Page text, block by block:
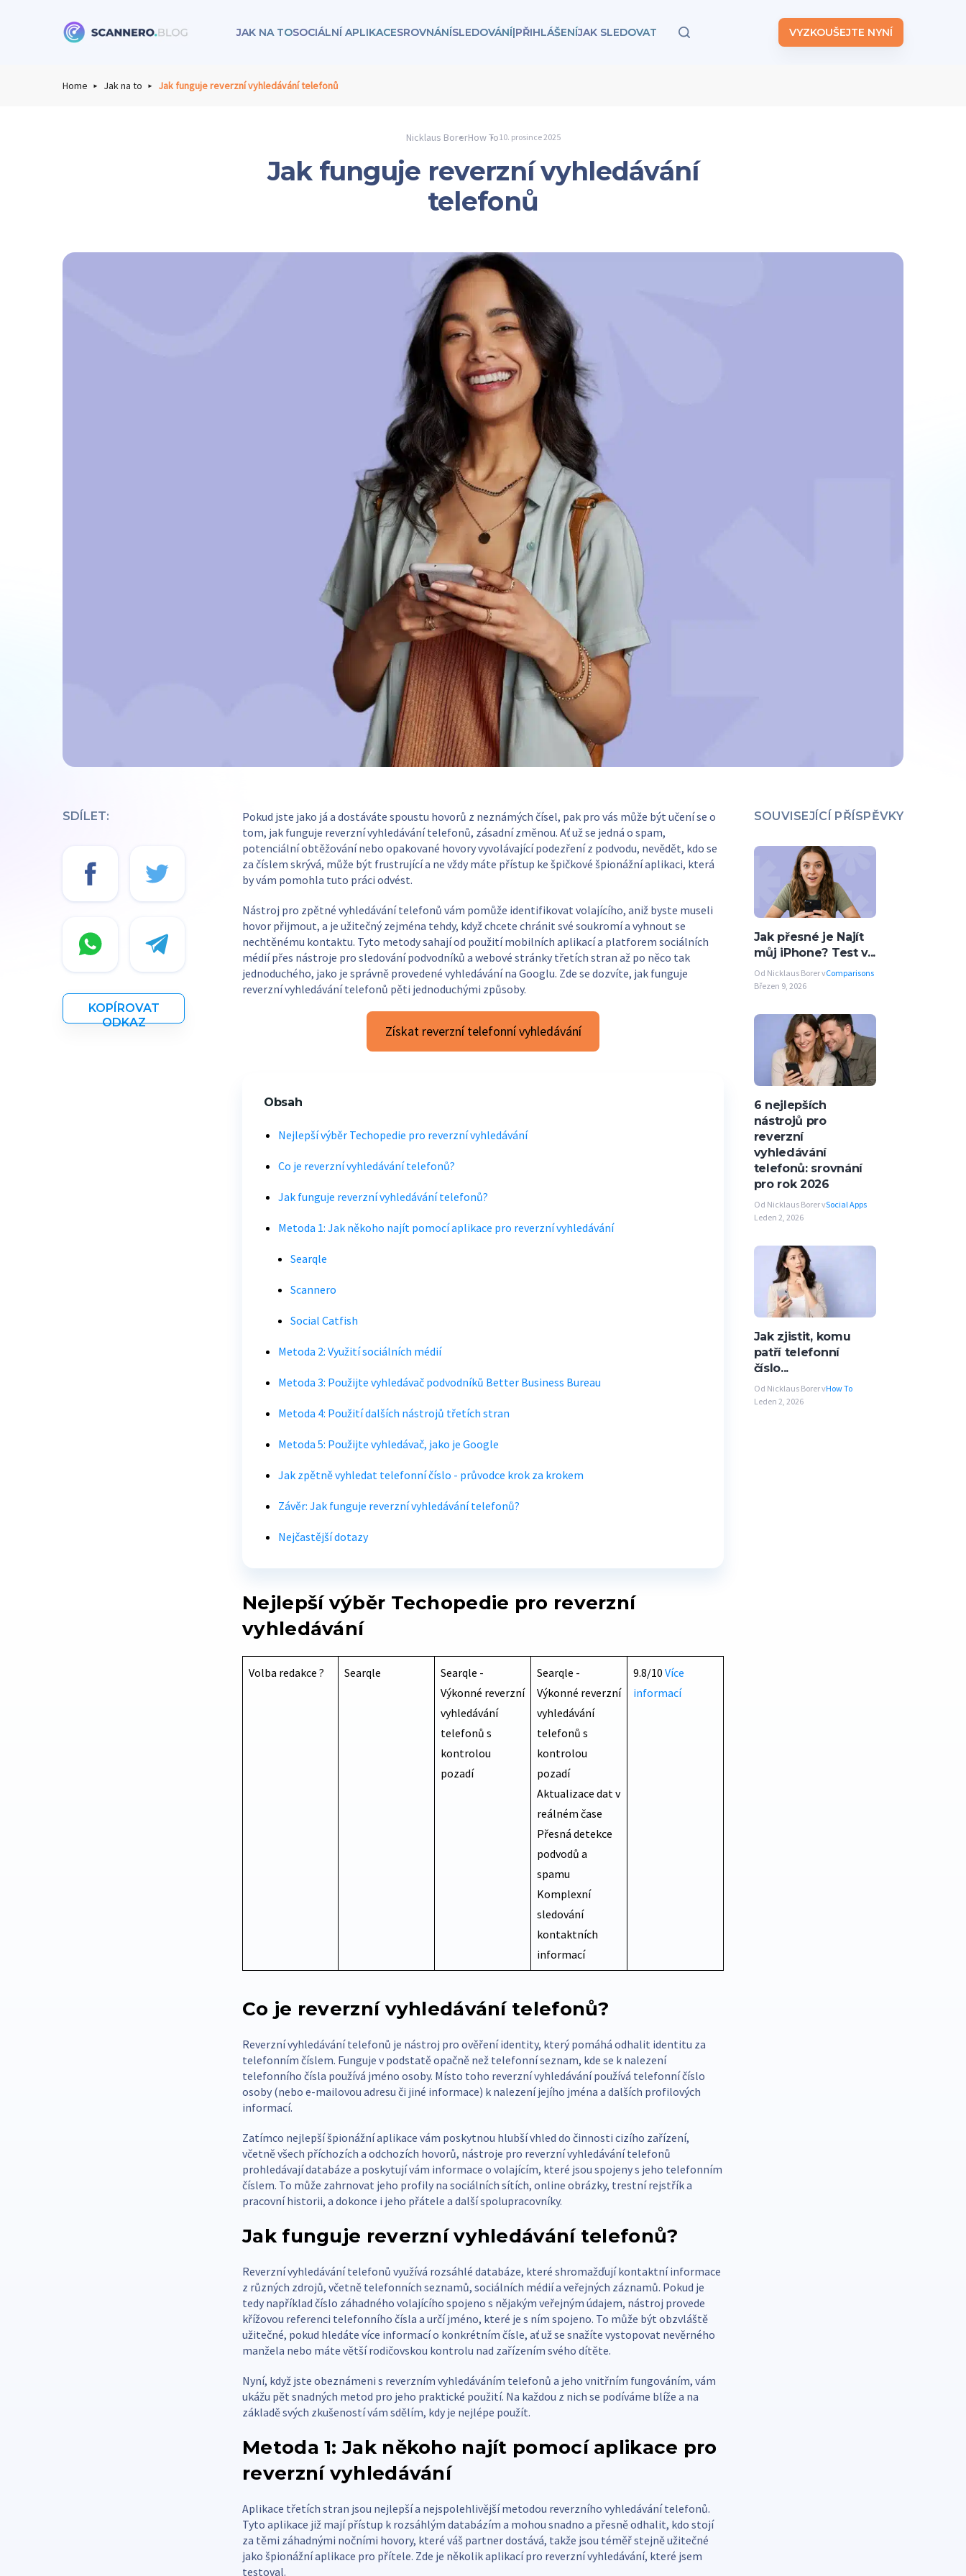
JAK NA TOSOCIÁLNÍ APLIKACESROVNÁNÍSLEDOVÁNÍ|PŘIHLÁŠENÍJAK SLEDOVAT VYZKOUŠEJTE NYNÍ
Home Jak na to Jak funguje reverzní vyhledávání telefonů
Nicklaus BorerHow To10. prosince 2025
Jak funguje reverzní vyhledávání
telefonů
SDÍLET:
KOPÍROVAT
ODKAZ
Pokud jste jako já a dostáváte spoustu hovorů z neznámých čísel, pak pro vás může být učení se o
tom, jak funguje reverzní vyhledávání telefonů, zásadní změnou. Ať už se jedná o spam,
potenciální obtěžování nebo opakované hovory vyvolávající podezření z podvodu, nevědět, kdo se
za číslem skrývá, může být frustrující a ne vždy máte přístup ke špičkové špionážní aplikaci, která
by vám pomohla tuto práci odvést.
Nástroj pro zpětné vyhledávání telefonů vám pomůže identifikovat volajícího, aniž byste museli
hovor přijmout, a je užitečný zejména tehdy, když chcete chránit své soukromí a vyhnout se
nechtěnému kontaktu. Tyto metody sahají od použití mobilních aplikací a platforem sociálních
médií přes nástroje pro sledování podvodníků a webové stránky třetích stran až po něco tak
jednoduchého, jako je správně provedené vyhledávání na Googlu. Zde se dozvíte, jak funguje
reverzní vyhledávání telefonů pěti jednoduchými způsoby.
Získat reverzní telefonní vyhledávání
Obsah
Nejlepší výběr Techopedie pro reverzní vyhledávání
Co je reverzní vyhledávání telefonů?
Jak funguje reverzní vyhledávání telefonů?
Metoda 1: Jak někoho najít pomocí aplikace pro reverzní vyhledávání
Searqle
Scannero
Social Catfish
Metoda 2: Využití sociálních médií
Metoda 3: Použijte vyhledávač podvodníků Better Business Bureau
Metoda 4: Použití dalších nástrojů třetích stran
Metoda 5: Použijte vyhledávač, jako je Google
Jak zpětně vyhledat telefonní číslo - průvodce krok za krokem
Závěr: Jak funguje reverzní vyhledávání telefonů?
Nejčastější dotazy
Nejlepší výběr Techopedie pro reverzní
vyhledávání
Volba redakce ? Searqle
Searqle -
Výkonné reverzní
vyhledávání
telefonů s
kontrolou
pozadí
Searqle -
Výkonné reverzní
vyhledávání
telefonů s
kontrolou
pozadí
Aktualizace dat v
reálném čase
Přesná detekce
podvodů a
spamu
Komplexní
sledování
kontaktních
informací
9.8/10 Více
informací
Co je reverzní vyhledávání telefonů?
Reverzní vyhledávání telefonů je nástroj pro ověření identity, který pomáhá odhalit identitu za
telefonním číslem. Funguje v podstatě opačně než telefonní seznam, kde se k nalezení
telefonního čísla používá jméno osoby. Místo toho reverzní vyhledávání používá telefonní číslo
osoby (nebo e-mailovou adresu či jiné informace) k nalezení jejího jména a dalších profilových
informací.
Zatímco nejlepší špionážní aplikace vám poskytnou hlubší vhled do činnosti cizího zařízení,
včetně všech příchozích a odchozích hovorů, nástroje pro reverzní vyhledávání telefonů
prohledávají databáze a poskytují vám informace o volajícím, které jsou spojeny s jeho telefonním
číslem. To může zahrnovat jeho profily na sociálních sítích, online obrázky, trestní rejstřík a
pracovní historii, a dokonce i jeho přátele a další spolupracovníky.
Jak funguje reverzní vyhledávání telefonů?
Reverzní vyhledávání telefonů využívá rozsáhlé databáze, které shromažďují kontaktní informace
z různých zdrojů, včetně telefonních seznamů, sociálních médií a veřejných záznamů. Pokud je
tedy například číslo záhadného volajícího spojeno s nějakým veřejným údajem, nástroj provede
křížovou referenci telefonního čísla a určí jméno, které je s ním spojeno. To může být obzvláště
užitečné, pokud hledáte více informací o konkrétním čísle, ať už se snažíte vystopovat nevěrného
manžela nebo máte větší rodičovskou kontrolu nad zařízením svého dítěte.
Nyní, když jste obeznámeni s reverzním vyhledáváním telefonů a jeho vnitřním fungováním, vám
ukážu pět snadných metod pro jeho praktické použití. Na každou z nich se podíváme blíže a na
základě svých zkušeností vám sdělím, kdy je nejlépe použít.
Metoda 1: Jak někoho najít pomocí aplikace pro
reverzní vyhledávání
Aplikace třetích stran jsou nejlepší a nejspolehlivější metodou reverzního vyhledávání telefonů.
Tyto aplikace již mají přístup k rozsáhlým databázím a mohou snadno a přesně odhalit, kdo stojí
za těmi záhadnými nočními hovory, které váš partner dostává, takže jsou téměř stejně užitečné
jako špionážní aplikace pro přítele. Zde je několik aplikací pro reverzní vyhledávání, které jsem
testoval.
SOUVISEJÍCÍ PŘÍSPĚVKY
Jak přesné je Najít
můj iPhone? Test v...
Od Nicklaus Borer vComparisons
Březen 9, 2026
6 nejlepších
nástrojů pro
reverzní
vyhledávání
telefonů: srovnání
pro rok 2026
Od Nicklaus Borer vSocial Apps
Leden 2, 2026
Jak zjistit, komu
patří telefonní
číslo...
Od Nicklaus Borer vHow To
Leden 2, 2026